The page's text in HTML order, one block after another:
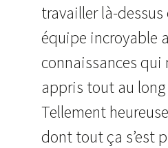
travailler là-dessus
équipe incroyable
connaissances qui
appris tout au
Tellement
dont tout ça s’est